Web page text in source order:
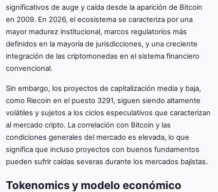
significativos de auge y caída desde la aparición de Bitcoin
en 2009. En 2026, el ecosistema se caracteriza por una
mayor madurez institucional, marcos regulatorios más
definidos en la mayoría de jurisdicciones, y una creciente
integración de las criptomonedas en el sistema financiero
convencional.
Sin embargo, los proyectos de capitalización media y baja,
como Riecoin en el puesto 3291, siguen siendo altamente
volátiles y sujetos a los ciclos especulativos que caracterizan
al mercado cripto. La correlación con Bitcoin y las
condiciones generales del mercado es elevada, lo que
significa que incluso proyectos con buenos fundamentos
pueden sufrir caídas severas durante los mercados bajistas.
Tokenomics y modelo económico